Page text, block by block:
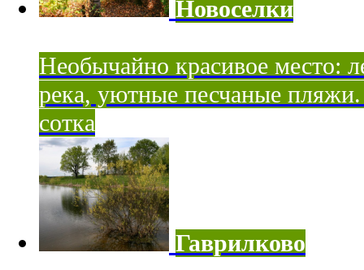
Новоселки
Необычайно красивое место:
река, уютные песчаные
сотка
Гаврилково